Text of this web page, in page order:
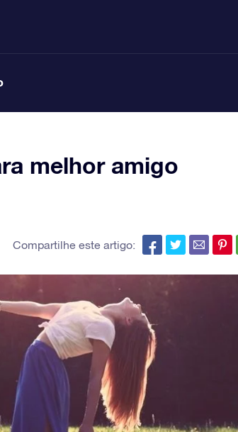
melhor amigo
Compartilhe este artigo: